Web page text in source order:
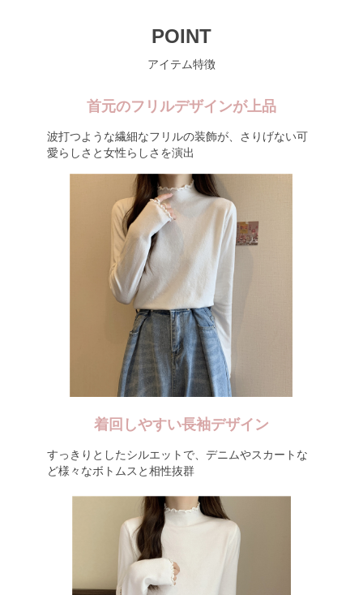
POINT
アイテム特徴
首元のフリルデザインが上品
波打つような繊細なフリルの装飾が、さりげない可
愛らしさと女性らしさを演出
着回しやすい長袖デザイン
すっきりとしたシルエットで、デニムやスカートな
ど様々なボトムスと相性抜群